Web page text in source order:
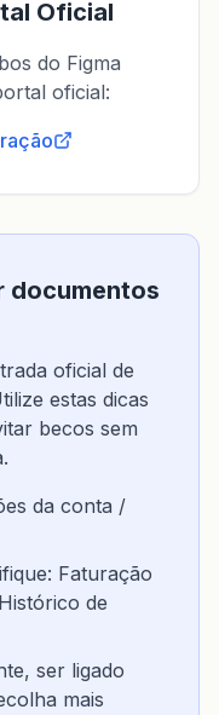
Oficial
do Figma
oficial:
documentos
oficial de
estas dicas
becos sem
da conta /
Faturação
de
ser ligado
mais